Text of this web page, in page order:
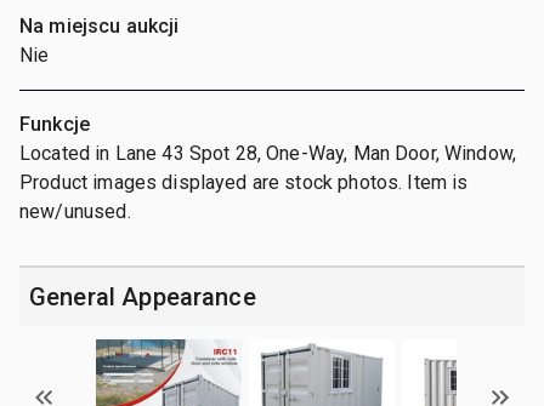
Na miejscu aukcji
Nie
Funkcje
Located in Lane 43 Spot 28, One-Way, Man Door, Window,
Product images displayed are stock photos. Item is
new/unused.
General Appearance